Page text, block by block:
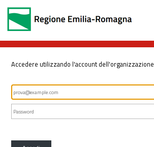
Accedere utilizzando l'account dell'organizzazione